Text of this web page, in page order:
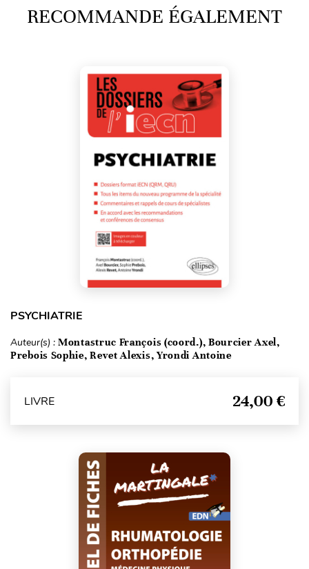
RECOMMANDE ÉGALEMENT
PSYCHIATRIE
Auteur(s) : Montastruc François (coord.), Bourcier Axel,
Prebois Sophie, Revet Alexis, Yrondi Antoine
LIVRE 24,00 €